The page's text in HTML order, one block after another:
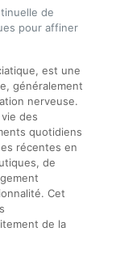
de
pour affiner
est une
généralement
nerveuse.
des
quotidiens
récentes en
de
Cet
de la